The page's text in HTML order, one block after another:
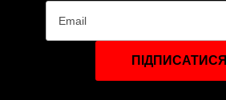
ПІДПИСАТИСЯ